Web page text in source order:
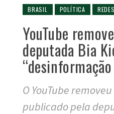
BRASIL POLÍTICA
YouTube
deputada Bia
O YouTube
publicado pela